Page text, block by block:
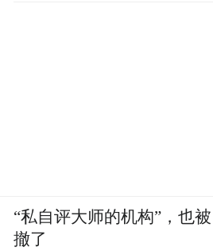
“私自评大师的机构”，也被
撤了